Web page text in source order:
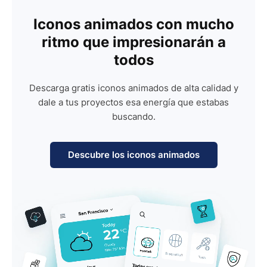
Iconos animados con mucho
ritmo que impresionarán a
todos
Descarga gratis iconos animados de alta calidad y
dale a tus proyectos esa energía que estabas
buscando.
Descubre los iconos animados